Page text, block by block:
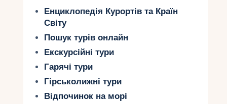
Енциклопедія Курортів та Країн
Світу
Пошук турів онлайн
Екскурсійні тури
Гарячі тури
Гірськолижні тури
Відпочинок на морі